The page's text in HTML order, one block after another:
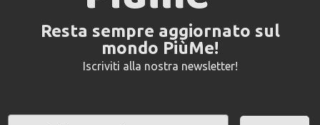
Resta sempre aggiornato sul
mondo PiùMe!
Iscriviti alla nostra newsletter!